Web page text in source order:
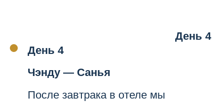
День 4
День 4
Чэнду — Санья
После завтрака в отеле мы